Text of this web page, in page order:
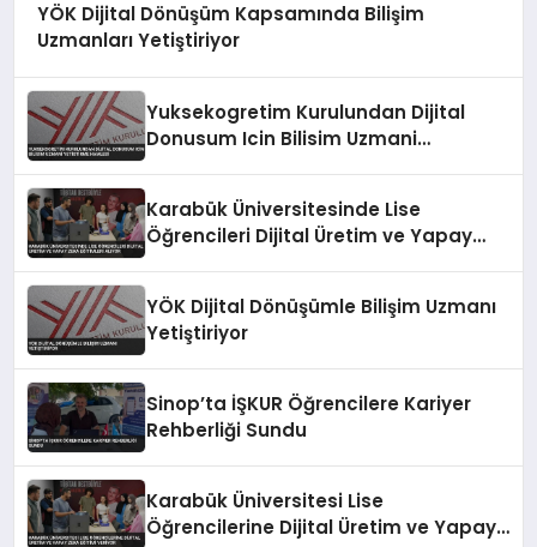
YÖK Dijital Dönüşüm Kapsamında Bilişim
Uzmanları Yetiştiriyor
Yuksekogretim Kurulundan Dijital
Donusum Icin Bilisim Uzmani
Karabük Üniversitesinde Lise
Öğrencileri Dijital Üretim ve Yapay
YÖK Dijital Dönüşümle Bilişim Uzmanı
Yetiştiriyor
Sinop’ta İŞKUR Öğrencilere Kariyer
Rehberliği Sundu
Karabük Üniversitesi Lise
Öğrencilerine Dijital Üretim ve Yapay